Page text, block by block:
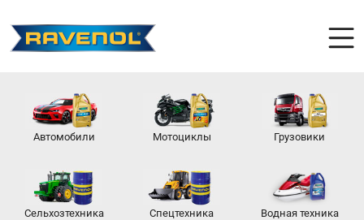
Автомобили Мотоциклы Грузовики
Сельхозтехника Спецтехника Водная техника